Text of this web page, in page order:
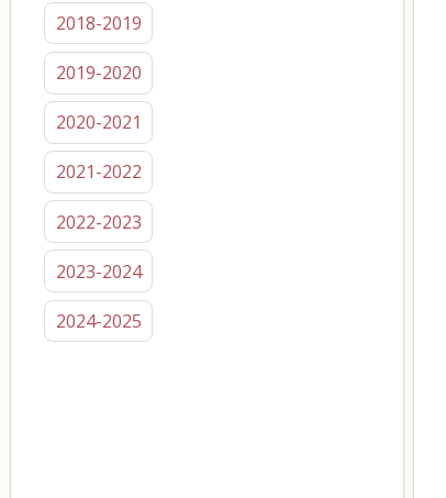
2018-2019
2019-2020
2020-2021
2021-2022
2022-2023
2023-2024
2024-2025